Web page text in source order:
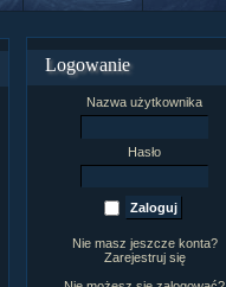
Logowanie
Nazwa użytkownika
Hasło
Nie masz jeszcze konta?
Zarejestruj się